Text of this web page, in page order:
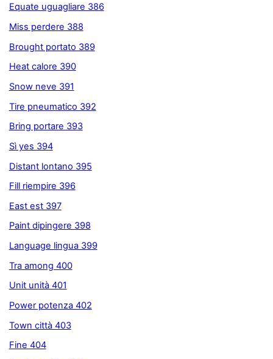
Equate uguagliare 386
Miss perdere 388
Brought portato 389
Heat calore 390
Snow neve 391
Tire pneumatico 392
Bring portare 393
Sì yes 394
Distant lontano 395
Fill riempire 396
East est 397
Paint dipingere 398
Language lingua 399
Tra among 400
Unit unità 401
Power potenza 402
Town città 403
Fine 404